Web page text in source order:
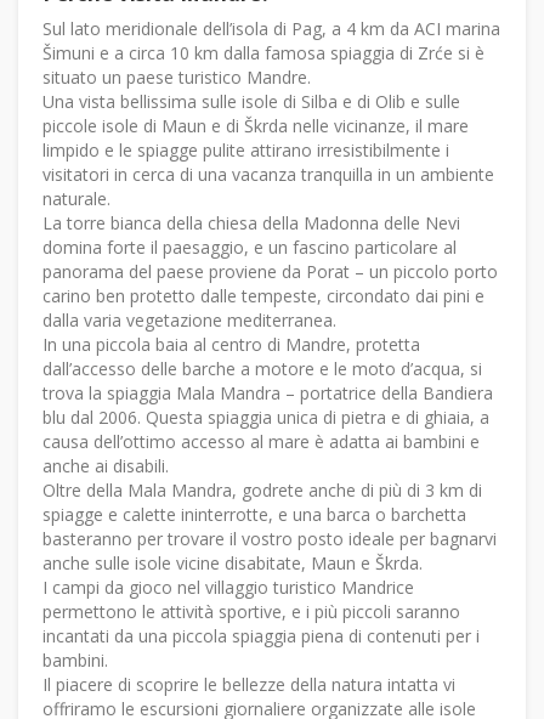
Sul lato meridionale dell’isola di Pag, a 4 km da ACI marina
Šimuni e a circa 10 km dalla famosa spiaggia di Zrće si è
situato un paese turistico Mandre.
Una vista bellissima sulle isole di Silba e di Olib e sulle
piccole isole di Maun e di Škrda nelle vicinanze, il mare
limpido e le spiagge pulite attirano irresistibilmente i
visitatori in cerca di una vacanza tranquilla in un ambiente
naturale.
La torre bianca della chiesa della Madonna delle Nevi
domina forte il paesaggio, e un fascino particolare al
panorama del paese proviene da Porat – un piccolo porto
carino ben protetto dalle tempeste, circondato dai pini e
dalla varia vegetazione mediterranea.
In una piccola baia al centro di Mandre, protetta
dall’accesso delle barche a motore e le moto d’acqua, si
trova la spiaggia Mala Mandra – portatrice della Bandiera
blu dal 2006. Questa spiaggia unica di pietra e di ghiaia, a
causa dell’ottimo accesso al mare è adatta ai bambini e
anche ai disabili.
Oltre della Mala Mandra, godrete anche di più di 3 km di
spiagge e calette ininterrotte, e una barca o barchetta
basteranno per trovare il vostro posto ideale per bagnarvi
anche sulle isole vicine disabitate, Maun e Škrda.
I campi da gioco nel villaggio turistico Mandrice
permettono le attività sportive, e i più piccoli saranno
incantati da una piccola spiaggia piena di contenuti per i
bambini.
Il piacere di scoprire le bellezze della natura intatta vi
offriramo le escursioni giornaliere organizzate alle isole